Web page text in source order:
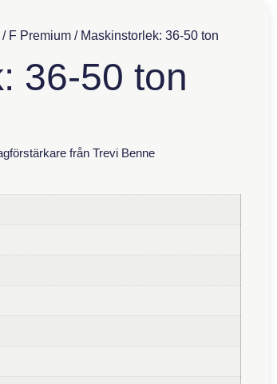
/ F Premium / Maskinstorlek: 36-50 ton
36-50 ton
från Trevi Benne